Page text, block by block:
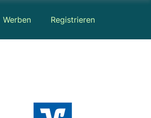
Werben Registrieren